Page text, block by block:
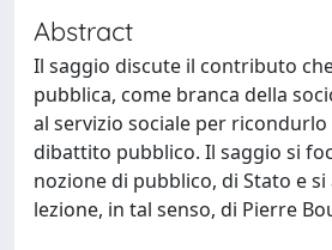
Abstract
Il saggio discute il contributo
pubblica, come branca della
al servizio sociale per
dibattito pubblico. Il saggio si
nozione di pubblico, di Stato e si
lezione, in tal senso, di Pierre